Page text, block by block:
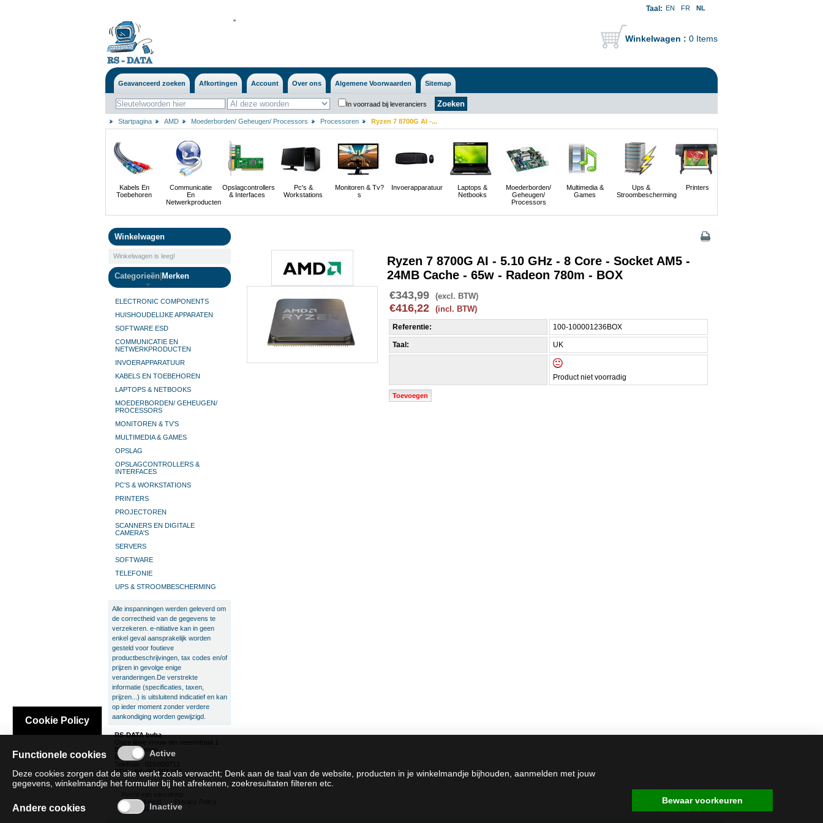
Taal: EN FR
NL
''
Winkelwagen : 0 Items
Geavanceerd zoeken Afkortingen Account Over ons Algemene Voorwaarden Sitemap
In voorraad bij leveranciers
Startpagina AMD Moederborden/ Geheugen/ Processors Processoren Ryzen 7 8700G AI -...
Kabels En
Toebehoren
Communicatie
En
Netwerkproducten
Opslagcontrollers
& Interfaces
Pc's &
Workstations
Monitoren & Tv?
s
Invoerapparatuur
Laptops &
Netbooks
Moederborden/
Geheugen/
Processors
Multimedia &
Games
Ups &
Stroombescherming
Printers
Winkelwagen
Winkelwagen is leeg!
Categorieën Merken
ELECTRONIC COMPONENTS
HUISHOUDELIJKE APPARATEN
SOFTWARE ESD
COMMUNICATIE EN
NETWERKPRODUCTEN
INVOERAPPARATUUR
KABELS EN TOEBEHOREN
LAPTOPS & NETBOOKS
MOEDERBORDEN/ GEHEUGEN/
PROCESSORS
MONITOREN & TV’S
MULTIMEDIA & GAMES
OPSLAG
OPSLAGCONTROLLERS &
INTERFACES
PC'S & WORKSTATIONS
PRINTERS
PROJECTOREN
SCANNERS EN DIGITALE
CAMERA'S
SERVERS
SOFTWARE
TELEFONIE
UPS & STROOMBESCHERMING
Alle inspanningen werden geleverd om
de correctheid van de gegevens te
verzekeren. e-nitiative kan in geen
enkel geval aansprakelijk worden
gesteld voor foutieve
productbeschrijvingen, tax codes en/of
prijzen in gevolge enige
veranderingen.De verstrekte
informatie (specificaties, taxen,
prijzen...) is uitsluitend indicatief en kan
op ieder moment zonder verdere
aankondiging worden gewijzigd.
RS-DATA bvba
Onze lieve vrouw ten steenstraat 1
B-3300 Tienen
België
Telefoon : 016/820712
BTW : BE 466.551.192
Recht van verzaking
Cookie beleid
Privacy Policy
SAT/SAR
Ryzen 7 8700G AI - 5.10 GHz - 8 Core - Socket AM5 -
24MB Cache - 65w - Radeon 780m - BOX
€343,99 (excl. BTW)
€416,22 (incl. BTW)
Referentie: 100-100001236BOX
Taal: UK
Product niet voorradig
Toevoegen
Cookie Policy
Functionele cookies
Deze cookies zorgen dat de site werkt zoals verwacht; Denk aan de taal van de website, producten in je winkelmandje bijhouden, aanmelden met jouw
gegevens, winkelmandje het formulier bij het afrekenen, zoekresultaten filteren etc.
Andere cookies
Bewaar voorkeuren